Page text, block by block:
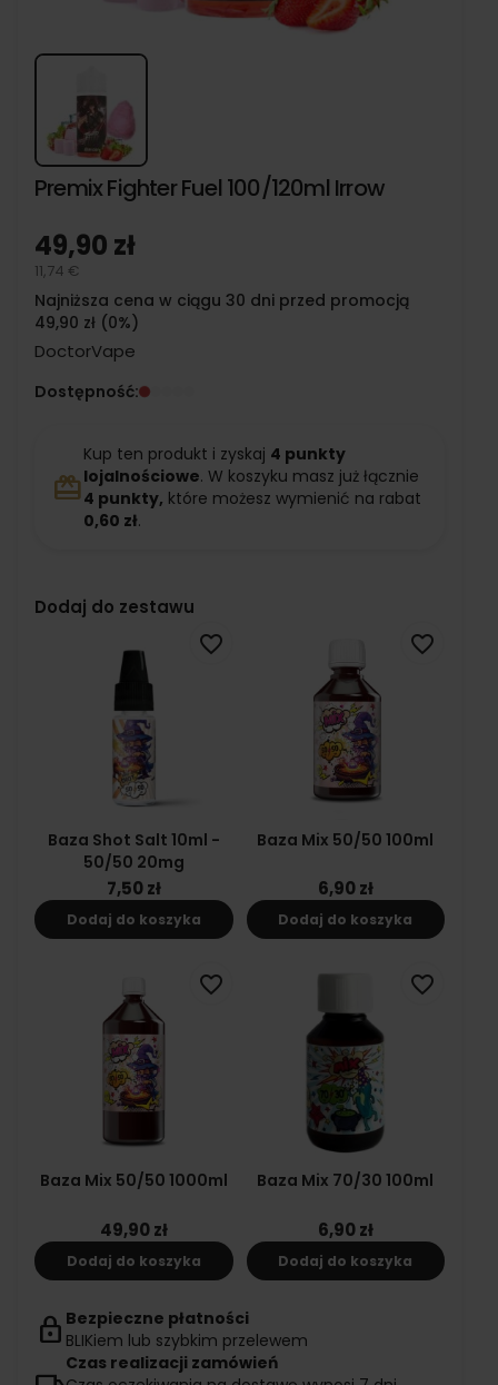
Premix Fighter Fuel 100/120ml Irrow
49,90 zł
11,74 €
Najniższa cena w ciągu 30 dni przed promocją
49,90 zł (0%)
DoctorVape
Dostępność:
redeem
Kup ten produkt i zyskaj 4 punkty
lojalnościowe. W koszyku masz już łącznie
4 punkty, które możesz wymienić na rabat
0,60 zł.
Dodaj do zestawu
Baza Shot Salt 10ml -
50/50 20mg
7,50 zł
Dodaj do koszyka
favorite_border
Baza Mix 50/50 100ml
6,90 zł
Dodaj do koszyka
favorite_border
Baza Mix 50/50 1000ml
49,90 zł
Dodaj do koszyka
favorite_border
Baza Mix 70/30 100ml
6,90 zł
Dodaj do koszyka
favorite_border
lock Bezpieczne płatności
BLIKiem lub szybkim przelewem
Czas realizacji zamówień